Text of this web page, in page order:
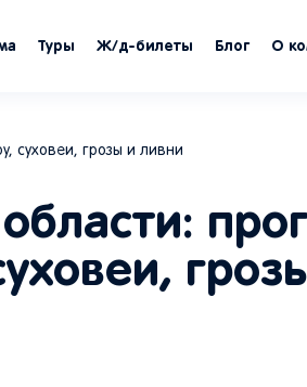
Туры Ж/д-билеты Блог О
суховеи, грозы и ливни